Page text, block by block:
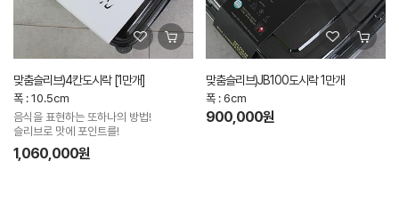
맞춤슬리브)4칸도시락 [1만개]
폭 : 10.5cm
음식을 표현하는 또하나의 방법!
슬리브로 맛에 포인트를!
1,060,000원
맞춤슬리브)JB100도시락 1만개
폭 : 6cm
900,000원